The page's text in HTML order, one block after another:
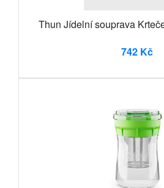
Thun Jídelní souprava
742 Kč